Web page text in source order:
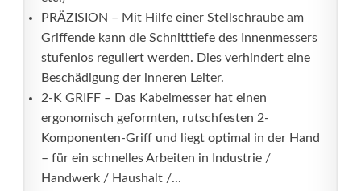
PRÄZISION – Mit Hilfe einer Stellschraube am
Griffende kann die Schnitttiefe des Innenmessers
stufenlos reguliert werden. Dies verhindert eine
Beschädigung der inneren Leiter.
2-K GRIFF – Das Kabelmesser hat einen
ergonomisch geformten, rutschfesten 2-
Komponenten-Griff und liegt optimal in der Hand
– für ein schnelles Arbeiten in Industrie /
Handwerk / Haushalt /...